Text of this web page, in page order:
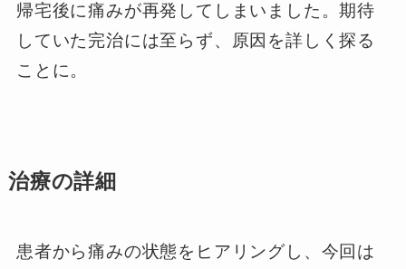
帰宅後に痛みが再発してしまいました。期待
していた完治には至らず、原因を詳しく探る
ことに。
治療の詳細
患者から痛みの状態をヒアリングし、今回は